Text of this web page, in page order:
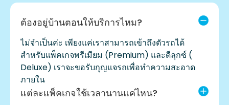
ต้องอยู่บ้านตอนให้บริการไหม?
ไม่จำเป็นค่ะ เพียงแค่เราสามารถเข้าถึงตัวรถได้
สำหรับแพ็คเกจพรีเมียม (Premium) และดีลุกซ์ (
Deluxe) เราจะขอรับกุญแจรถเพื่อทำความสะอาด
ภายใน
แต่ละแพ็คเกจใช้เวลานานแค่ไหน?